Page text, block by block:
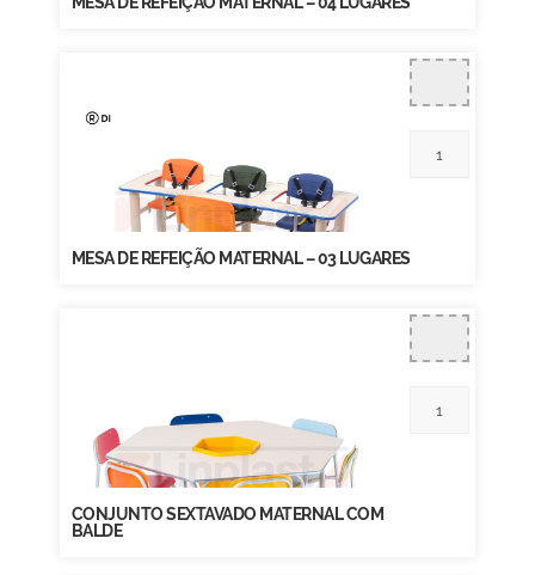
MESA DE REFEIÇÃO MATERNAL – 03 LUGARES
CONJUNTO SEXTAVADO MATERNAL COM
BALDE